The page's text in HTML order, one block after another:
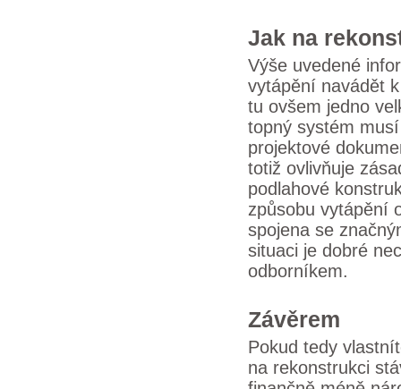
Jak na
Výše uvedené
vytápění navádět
tu ovšem jedno
topný systém
projektové
totiž ovlivňuje
podlahové
způsobu vytápění
spojena se
situaci je dobré
odborníkem.
Závěrem
Pokud tedy
na rekonstrukci